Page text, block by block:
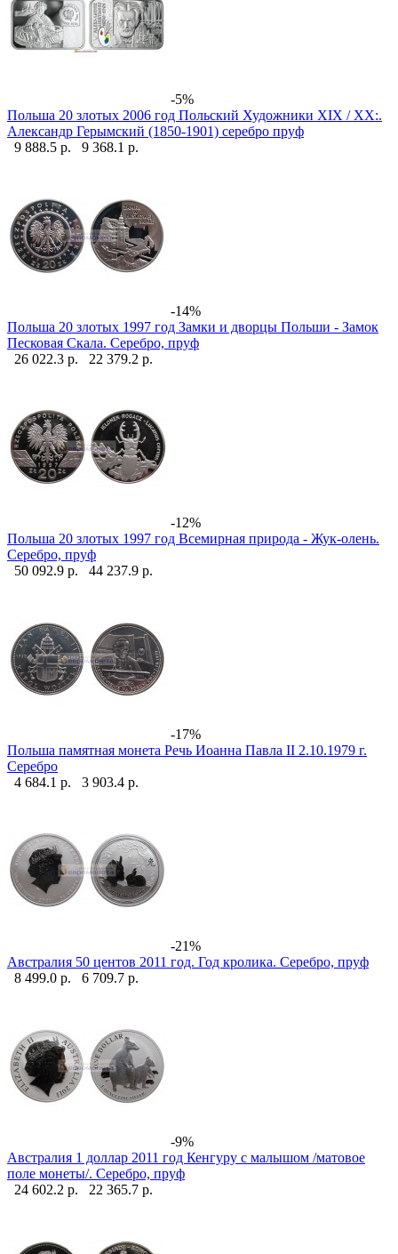
-5%
Польша 20 злотых 2006 год Польский Художники XIX / XX:.
Александр Герымский (1850-1901) серебро пруф
9 888.5 р.
9 368.1 р.
-14%
Польша 20 злотых 1997 год Замки и дворцы Польши - Замок
Песковая Скала. Серебро, пруф
26 022.3 р.
22 379.2 р.
-12%
Польша 20 злотых 1997 год Всемирная природа - Жук-олень.
Серебро, пруф
50 092.9 р.
44 237.9 р.
-17%
Польша памятная монета Речь Иоанна Павла II 2.10.1979 г.
Серебро
4 684.1 р.
3 903.4 р.
-21%
Австралия 50 центов 2011 год. Год кролика. Серебро, пруф
8 499.0 р.
6 709.7 р.
-9%
Австралия 1 доллар 2011 год Кенгуру с малышом /матовое
поле монеты/. Серебро, пруф
24 602.2 р.
22 365.7 р.